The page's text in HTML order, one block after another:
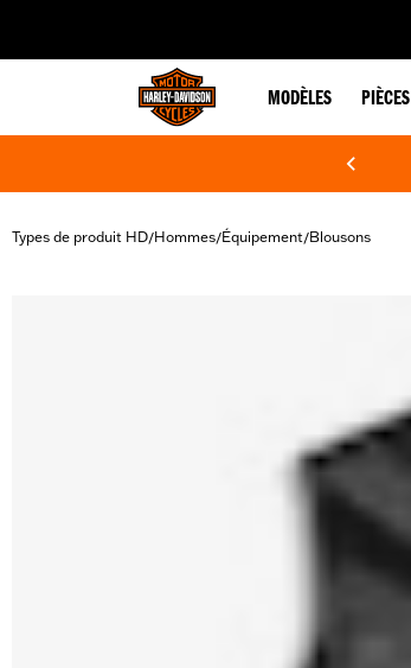
MODÈLES PIÈCES
Types de produit HD/Hommes/Équipement/Blousons